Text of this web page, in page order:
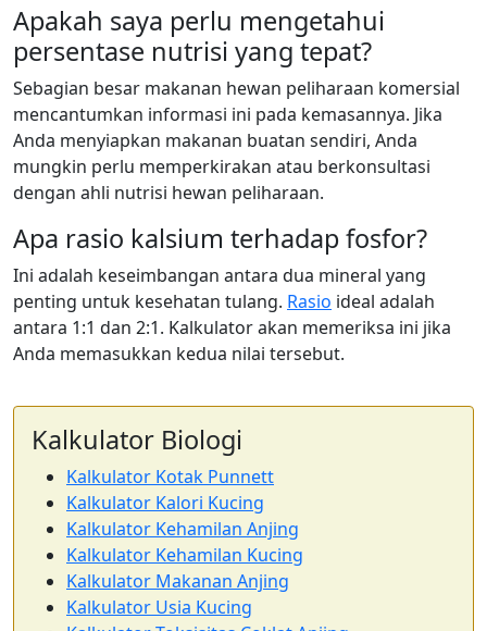
Apakah saya perlu mengetahui
persentase nutrisi yang tepat?
Sebagian besar makanan hewan peliharaan komersial
mencantumkan informasi ini pada kemasannya. Jika
Anda menyiapkan makanan buatan sendiri, Anda
mungkin perlu memperkirakan atau berkonsultasi
dengan ahli nutrisi hewan peliharaan.
Apa rasio kalsium terhadap fosfor?
Ini adalah keseimbangan antara dua mineral yang
penting untuk kesehatan tulang. Rasio ideal adalah
antara 1:1 dan 2:1. Kalkulator akan memeriksa ini jika
Anda memasukkan kedua nilai tersebut.
Kalkulator Biologi
Kalkulator Kotak Punnett
Kalkulator Kalori Kucing
Kalkulator Kehamilan Anjing
Kalkulator Kehamilan Kucing
Kalkulator Makanan Anjing
Kalkulator Usia Kucing